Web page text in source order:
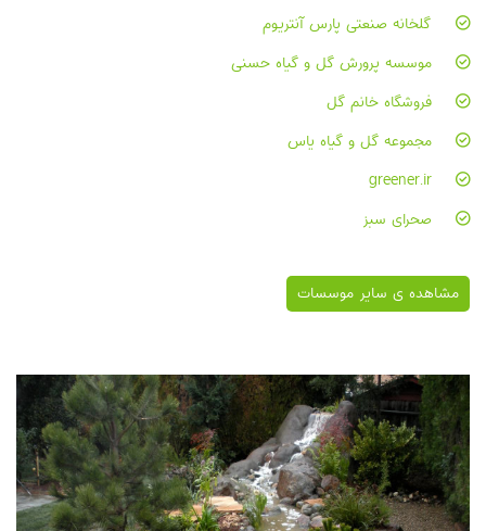
گلخانه صنعتی پارس آنتریوم
موسسه پرورش گل و گیاه حسنی
فروشگاه خانم گل
مجموعه گل و گیاه یاس
greener.ir
صحرای سبز
مشاهده ی سایر موسسات